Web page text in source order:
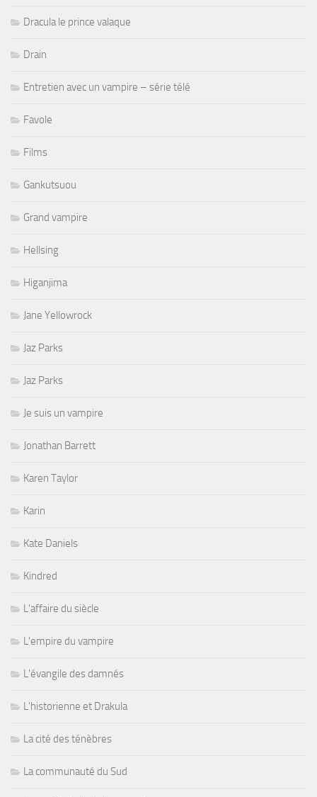
Dracula le prince valaque
Drain
Entretien avec un vampire – série télé
Favole
Films
Gankutsuou
Grand vampire
Hellsing
Higanjima
Jane Yellowrock
Jaz Parks
Jaz Parks
Je suis un vampire
Jonathan Barrett
Karen Taylor
Karin
Kate Daniels
Kindred
L'affaire du siècle
L'empire du vampire
L'évangile des damnés
L'historienne et Drakula
La cité des ténèbres
La communauté du Sud